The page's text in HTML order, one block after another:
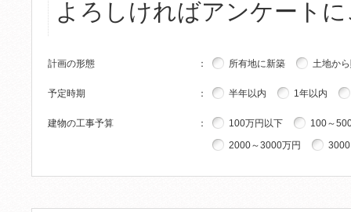
よろしければアンケート
計画の形態 ： 所有地に新築 土地か
予定時期 ： 半年以内 1年以内
建物の工事予算 ： 100万円以下
100～
2000～3000万円